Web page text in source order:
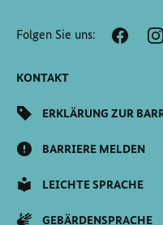
Folgen Sie uns:
KONTAKT
ERKLÄRUNG ZUR
BARRIERE MELDEN
LEICHTE SPRACHE
GEBÄRDENSPRACHE